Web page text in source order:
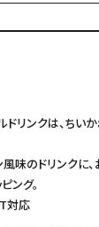
リンクは、ちい
味のドリンクに
ング。
対応